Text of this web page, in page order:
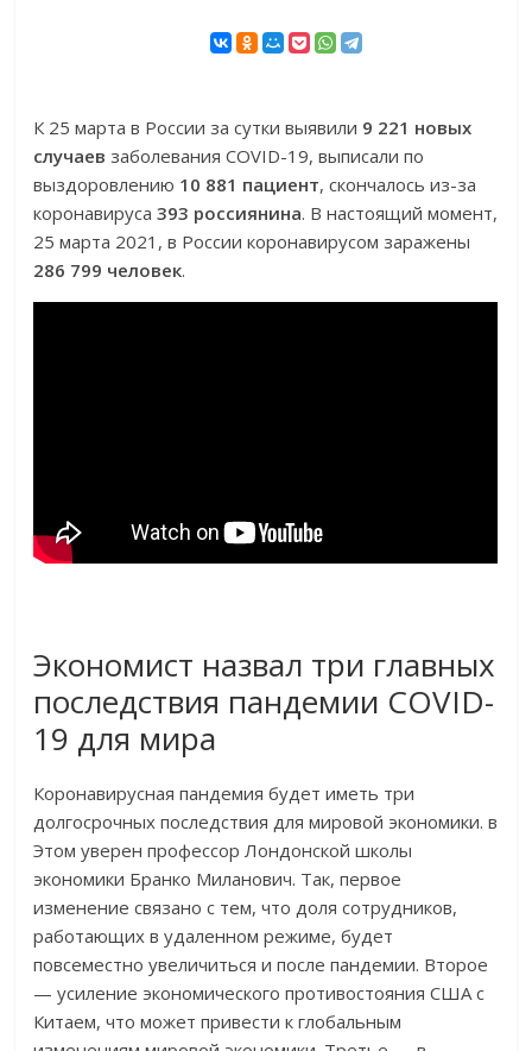
К 25 марта в России за сутки выявили 9 221 новых
случаев заболевания COVID-19, выписали по
выздоровлению 10 881 пациент, скончалось из-за
коронавируса393 россиянина. В настоящий момент,
25 марта 2021, в России коронавирусом заражены
286 799 человек.
Экономист назвал три главных
последствия пандемии COVID-
19 для мира
Коронавирусная пандемия будет иметь три
долгосрочных последствия для мировой экономики. в
Этом уверен профессор Лондонской школы
экономики Бранко Миланович. Так, первое
изменение связано с тем, что доля сотрудников,
работающих в удаленном режиме, будет
повсеместно увеличиться и после пандемии. Второе
— усиление экономического противостояния США с
Китаем, что может привести к глобальным